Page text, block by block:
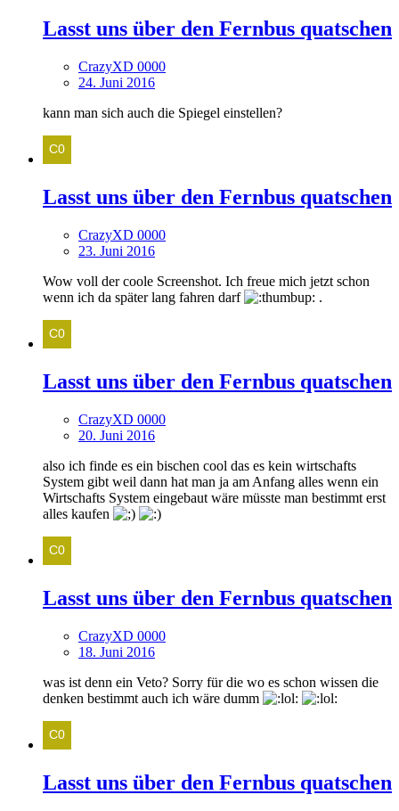
Lasst uns über den Fernbus quatschen
CrazyXD 0000
24. Juni 2016
kann man sich auch die Spiegel einstellen?
Lasst uns über den Fernbus quatschen
CrazyXD 0000
23. Juni 2016
Wow voll der coole Screenshot. Ich freue mich jetzt schon
wenn ich da später lang fahren darf
.
Lasst uns über den Fernbus quatschen
CrazyXD 0000
20. Juni 2016
also ich finde es ein bischen cool das es kein wirtschafts
System gibt weil dann hat man ja am Anfang alles wenn ein
Wirtschafts System eingebaut wäre müsste man bestimmt erst
alles kaufen
Lasst uns über den Fernbus quatschen
CrazyXD 0000
18. Juni 2016
was ist denn ein Veto? Sorry für die wo es schon wissen die
denken bestimmt auch ich wäre dumm
Lasst uns über den Fernbus quatschen